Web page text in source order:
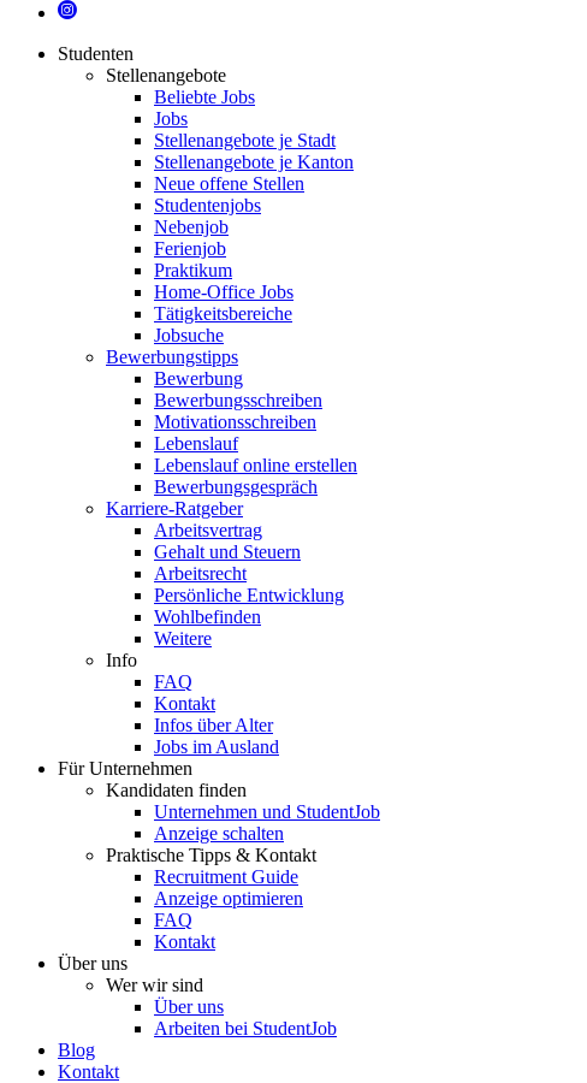
Studenten
Stellenangebote
Beliebte Jobs
Jobs
Stellenangebote je Stadt
Stellenangebote je Kanton
Neue offene Stellen
Studentenjobs
Nebenjob
Ferienjob
Praktikum
Home-Office Jobs
Tätigkeitsbereiche
Jobsuche
Bewerbungstipps
Bewerbung
Bewerbungsschreiben
Motivationsschreiben
Lebenslauf
Lebenslauf online erstellen
Bewerbungsgespräch
Karriere-Ratgeber
Arbeitsvertrag
Gehalt und Steuern
Arbeitsrecht
Persönliche Entwicklung
Wohlbefinden
Weitere
Info
FAQ
Kontakt
Infos über Alter
Jobs im Ausland
Für Unternehmen
Kandidaten finden
Unternehmen und StudentJob
Anzeige schalten
Praktische Tipps & Kontakt
Recruitment Guide
Anzeige optimieren
FAQ
Kontakt
Über uns
Wer wir sind
Über uns
Arbeiten bei StudentJob
Blog
Kontakt